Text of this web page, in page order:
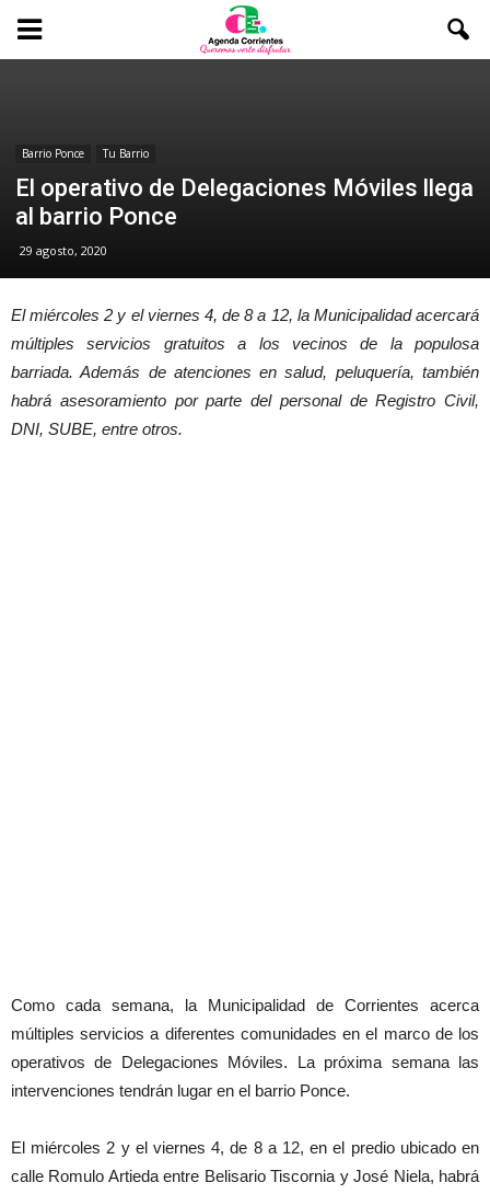
Barrio Ponce Tu Barrio
El operativo de Delegaciones Móviles llega
al barrio Ponce
29 agosto, 2020
El miércoles 2 y el viernes 4, de 8 a 12, la Municipalidad acercará
múltiples servicios gratuitos a los vecinos de la populosa
barriada. Además de atenciones en salud, peluquería, también
habrá asesoramiento por parte del personal de Registro Civil,
DNI, SUBE, entre otros.
Como cada semana, la Municipalidad de Corrientes acerca
múltiples servicios a diferentes comunidades en el marco de los
operativos de Delegaciones Móviles. La próxima semana las
intervenciones tendrán lugar en el barrio Ponce.
El miércoles 2 y el viernes 4, de 8 a 12, en el predio ubicado en
calle Romulo Artieda entre Belisario Tiscornia y José Niela, habrá